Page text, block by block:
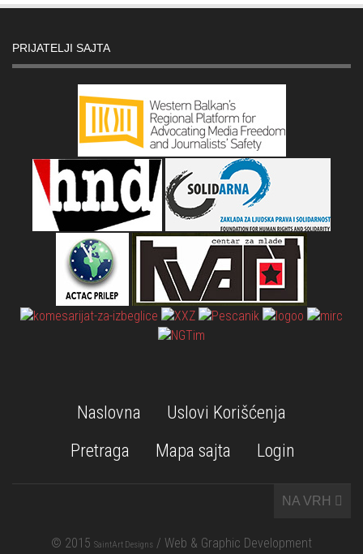
PRIJATELJI SAJTA
Naslovna
Uslovi Korišćenja
Pretraga
Mapa sajta Login
NA VRH
© 2015 SaintArt Designs / Web & Graphic Development